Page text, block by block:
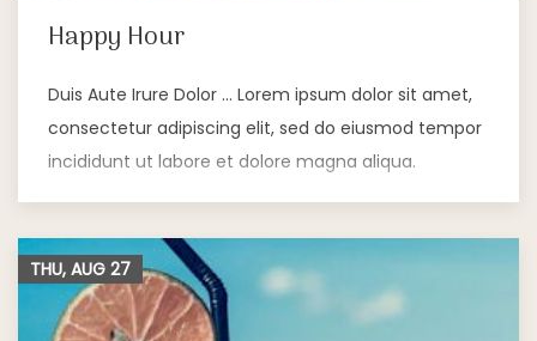
Happy Hour
Duis Aute Irure Dolor … Lorem ipsum dolor sit amet,
consectetur adipiscing elit, sed do eiusmod tempor
incididunt ut labore et dolore magna aliqua.
THU, AUG 27